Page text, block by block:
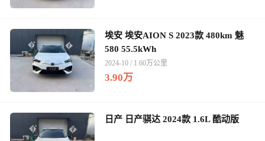
埃安 埃安AION S 2023款 480km 魅
580 55.5kWh
2024-10 / 1.60万公里
3.90万
日产 日产骐达 2024款 1.6L 酷动版